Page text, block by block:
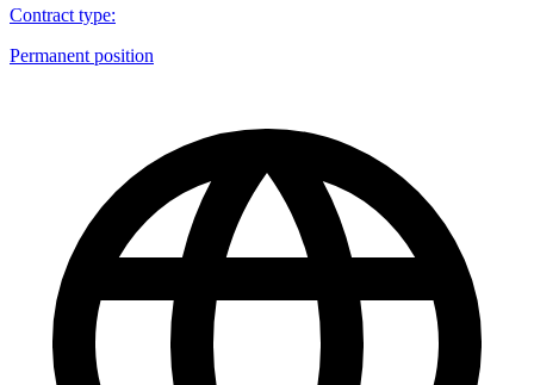
Contract type:
Permanent position